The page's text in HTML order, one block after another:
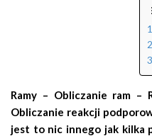
Ramy – Obliczanie ram –
Obliczanie reakcji
jest to nic innego jak kilka